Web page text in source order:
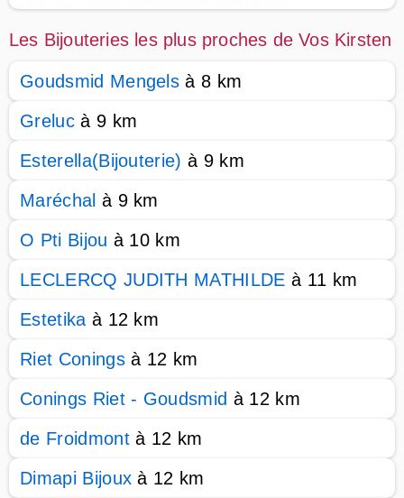
Les Bijouteries les plus proches de Vos Kirsten
Goudsmid Mengels à 8 km
Grelucà 9 km
Esterella(Bijouterie) à 9 km
Maréchal à 9 km
O Pti Bijou à 10 km
LECLERCQ JUDITH MATHILDE à 11 km
Estetika à 12 km
Riet Coningsà 12 km
Conings Riet - Goudsmid à 12 km
de Froidmontà 12 km
Dimapi Bijoux à 12 km